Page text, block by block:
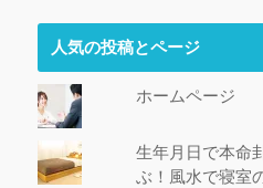
人気の投稿とページ
ホームページ
生年月日で本命
ぶ！風水で寝室